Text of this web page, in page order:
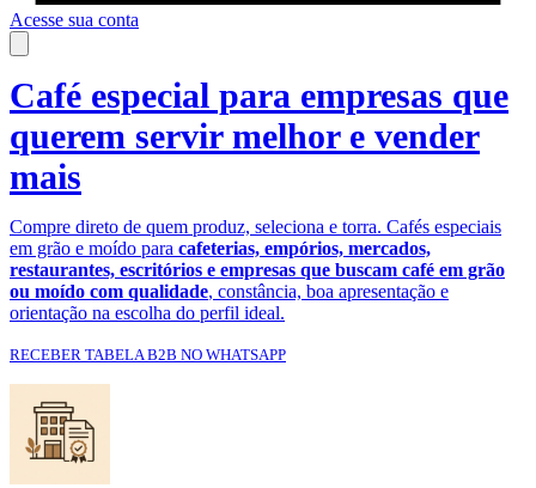
Acesse sua conta
Café especial para empresas que
querem servir melhor e vender
mais
Compre direto de quem produz, seleciona e torra. Cafés especiais
em grão e moído para cafeterias, empórios, mercados,
restaurantes, escritórios e empresas que buscam café em grão
ou moído com qualidade, constância, boa apresentação e
orientação na escolha do perfil ideal.
RECEBER TABELA B2B NO WHATSAPP